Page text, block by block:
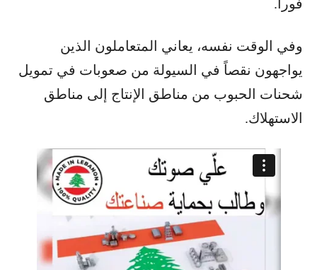
فوراً.
وفي الوقت نفسه، يعاني المتعاملون الذين
يواجهون نقصاً في السيولة من صعوبات في تمويل
شحنات الحبوب من مناطق الإنتاج إلى مناطق
الاستهلاك.